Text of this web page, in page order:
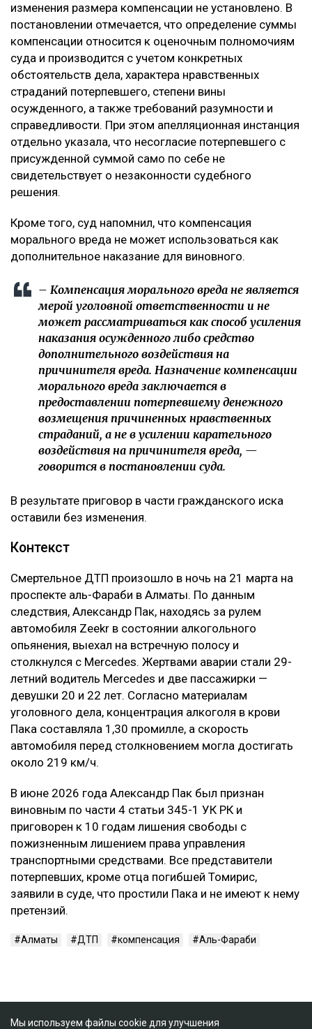
изменения размера компенсации не установлено. В
постановлении отмечается, что определение суммы
компенсации относится к оценочным полномочиям
суда и производится с учетом конкретных
обстоятельств дела, характера нравственных
страданий потерпевшего, степени вины
осужденного, а также требований разумности и
справедливости. При этом апелляционная инстанция
отдельно указала, что несогласие потерпевшего с
присужденной суммой само по себе не
свидетельствует о незаконности судебного
решения.
Кроме того, суд напомнил, что компенсация
морального вреда не может использоваться как
дополнительное наказание для виновного.
– Компенсация морального вреда не является
мерой уголовной ответственности и не
может рассматриваться как способ усиления
наказания осужденного либо средство
дополнительного воздействия на
причинителя вреда. Назначение компенсации
морального вреда заключается в
предоставлении потерпевшему денежного
возмещения причиненных нравственных
страданий, а не в усилении карательного
воздействия на причинителя вреда, —
говорится в постановлении суда.
В результате приговор в части гражданского иска
оставили без изменения.
Контекст
Смертельное ДТП произошло в ночь на 21 марта на
проспекте аль-Фараби в Алматы. По данным
следствия, Александр Пак, находясь за рулем
автомобиля Zeekr в состоянии алкогольного
опьянения, выехал на встречную полосу и
столкнулся с Mercedes. Жертвами аварии стали 29-
летний водитель Mercedes и две пассажирки —
девушки 20 и 22 лет. Согласно материалам
уголовного дела, концентрация алкоголя в крови
Пака составляла 1,30 промилле, а скорость
автомобиля перед столкновением могла достигать
около 219 км/ч.
В июне 2026 года Александр Пак был признан
виновным по части 4 статьи 345-1 УК РК и
приговорен к 10 годам лишения свободы с
пожизненным лишением права управления
транспортными средствами. Все представители
потерпевших, кроме отца погибшей Томирис,
заявили в суде, что простили Пака и не имеют к нему
претензий.
Алматы ДТП компенсация Аль-Фараби
Мы используем файлы cookie для улучшения